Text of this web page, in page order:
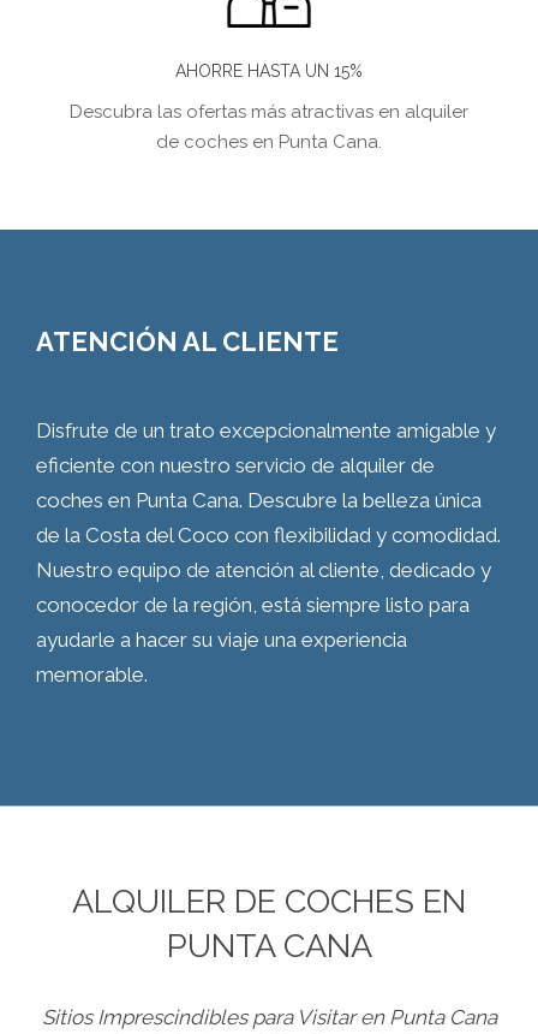
AHORRE HASTA UN 15%
Descubra las ofertas más atractivas en alquiler
de coches en Punta Cana.
ATENCIÓN AL CLIENTE
Disfrute de un trato excepcionalmente amigable y
eficiente con nuestro servicio de alquiler de
coches en Punta Cana. Descubre la belleza única
de la Costa del Coco con flexibilidad y comodidad.
Nuestro equipo de atención al cliente, dedicado y
conocedor de la región, está siempre listo para
ayudarle a hacer su viaje una experiencia
memorable.
ALQUILER DE COCHES EN
PUNTA CANA
Sitios Imprescindibles para Visitar en Punta Cana